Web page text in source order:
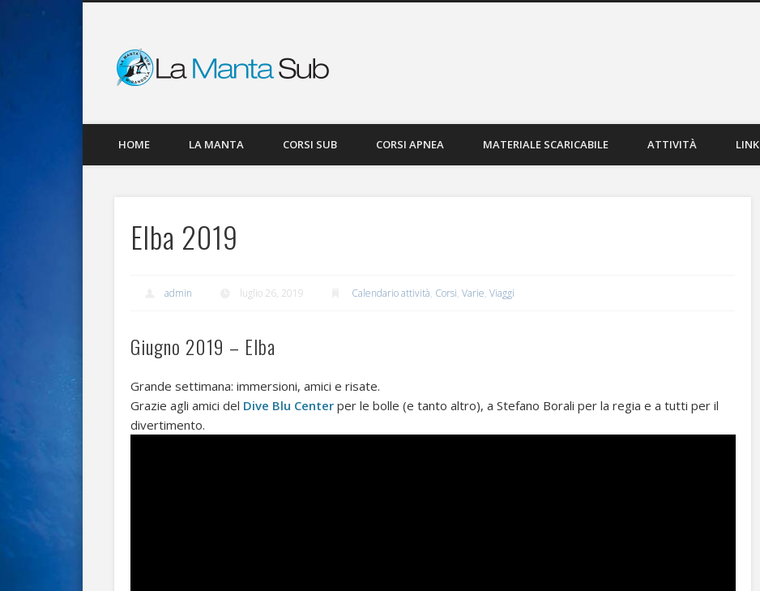
Facebook
HOME LA MANTA CORSI SUB CORSI APNEA MATERIALE SCARICABILE ATTIVITÀ LINK
Elba 2019
admin luglio 26, 2019 Calendario attività, Corsi, Varie, Viaggi
Giugno 2019 – Elba
Grande settimana: immersioni, amici e risate.
Grazie agli amici del Dive Blu Centerper le bolle (e tanto altro), a Stefano Borali per la regia e a tutti per il
divertimento.